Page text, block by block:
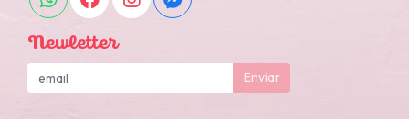
Newletter
Enviar